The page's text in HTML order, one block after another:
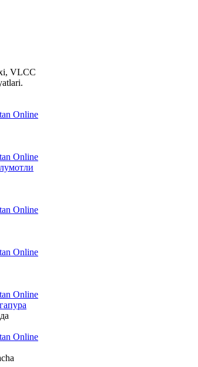
VLCC
Online
Online
Online
Online
Online
Online